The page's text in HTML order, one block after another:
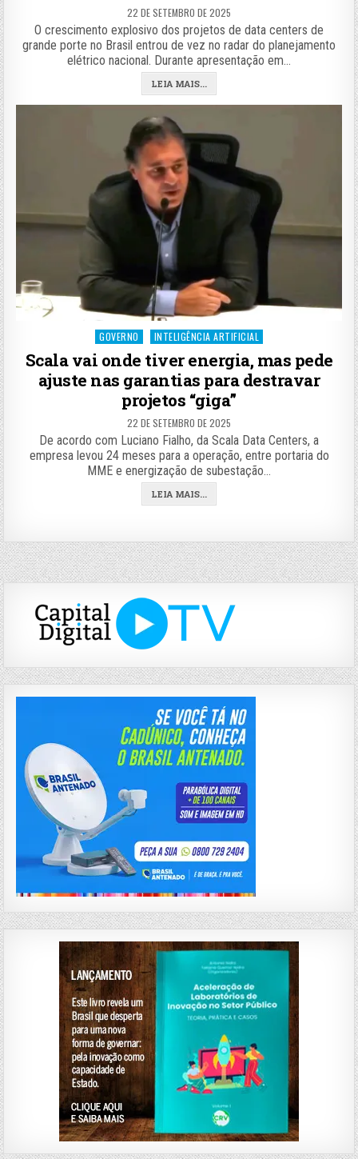
22 DE SETEMBRO DE 2025
O crescimento explosivo dos projetos de data centers de
grande porte no Brasil entrou de vez no radar do planejamento
elétrico nacional. Durante apresentação em…
LEIA MAIS...
Posted
in
GOVERNO INTELIGÊNCIA ARTIFICIAL
Scala vai onde tiver energia, mas pede
ajuste nas garantias para destravar
projetos “giga”
22 DE SETEMBRO DE 2025
De acordo com Luciano Fialho, da Scala Data Centers, a
empresa levou 24 meses para a operação, entre portaria do
MME e energização de subestação…
LEIA MAIS...